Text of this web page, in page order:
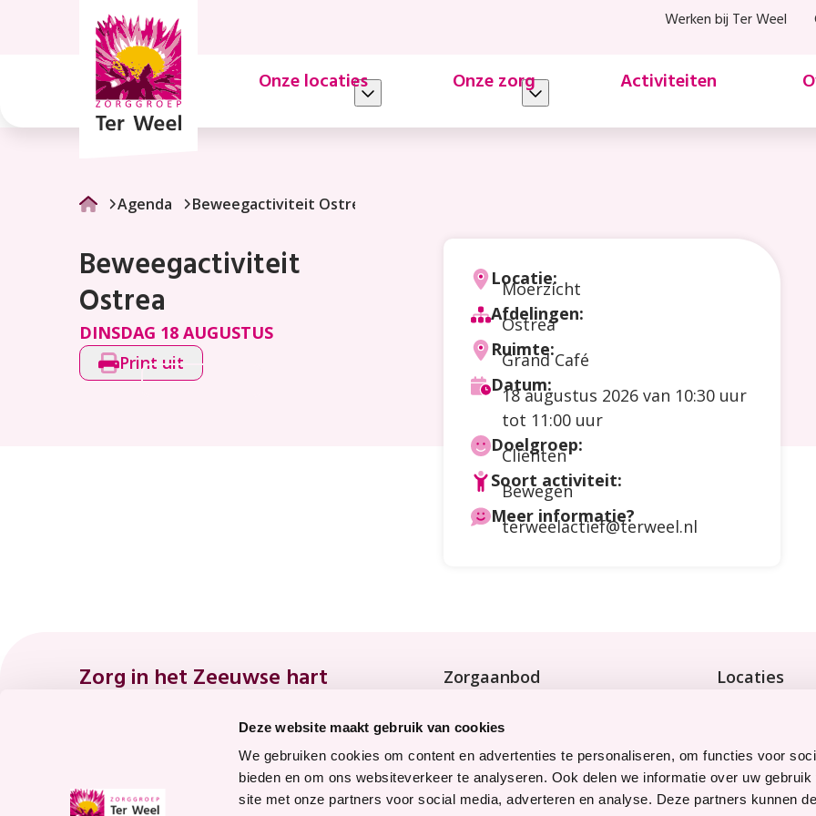
Deze website maakt gebruik van cookies
We gebruiken cookies om content en advertenties te personaliseren, om functies voor
bieden en om ons websiteverkeer te analyseren. Ook delen we informatie over uw gebruik
site met onze partners voor social media, adverteren en analyse. Deze partners kunnen
Werken bij Ter Weel
Onze locaties Onze zorg Activiteiten
Beweegactiviteit
Agenda Beweegactiviteit Ostrea
Beweegactiviteit
Ostrea
DINSDAG 18 AUGUSTUS
Print uit
Locatie:
Moerzicht
Afdelingen:
Ostrea
Ruimte:
Grand Café
Datum:
18 augustus 2026 van 10:30 uur
tot 11:00 uur
Doelgroep:
Cliënten
Soort activiteit:
Bewegen
Meer informatie?
terweelactief@terweel.nl
Zorg in het Zeeuwse hart
8.7
Waardering voor
Zorgaanbod
Tijdelijke zorg
Locaties
Snel naar Werken bij